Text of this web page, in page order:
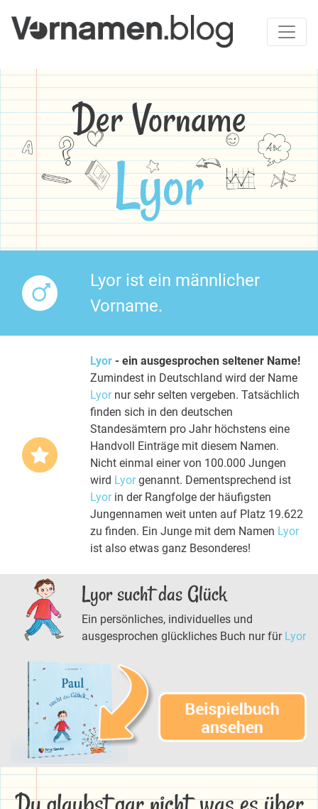
Der Vorname
Lyor
Lyor ist ein männlicher
Vorname.
Lyor - ein ausgesprochen seltener Name!
Zumindest in Deutschland wird der Name
Lyornur sehr selten vergeben. Tatsächlich
finden sich in den deutschen
Standesämtern pro Jahr höchstens eine
Handvoll Einträge mit diesem Namen.
Nicht einmal einer von 100.000 Jungen
wird Lyorgenannt. Dementsprechend ist
Lyorin der Rangfolge der häufigsten
Jungennamen weit unten auf Platz 19.622
zu finden. Ein Junge mit dem Namen Lyor
ist also etwas ganz Besonderes!
Lyor sucht das Glück
Ein persönliches, individuelles und
ausgesprochen glückliches Buch nur für Lyor